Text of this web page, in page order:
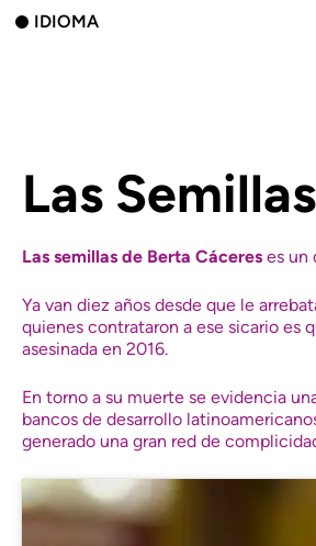
IDIOMA
Las
Las semillas de Berta Cáceres es un
Ya van diez años desde que le
quienes contrataron a ese sicario es
asesinada en 2016.
En torno a su muerte se evidencia
bancos de desarrollo
generado una gran red de